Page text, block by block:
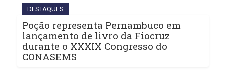
DESTAQUES
Poção representa Pernambuco em
lançamento de livro da Fiocruz
durante o XXXIX Congresso do
CONASEMS